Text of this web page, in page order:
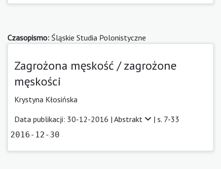
Czasopismo: Śląskie Studia Polonistyczne
Zagrożona męskość / zagrożone
męskości
Krystyna Kłosińska
Data publikacji: 30-12-2016 | Abstrakt | s. 7-33
2016-12-30